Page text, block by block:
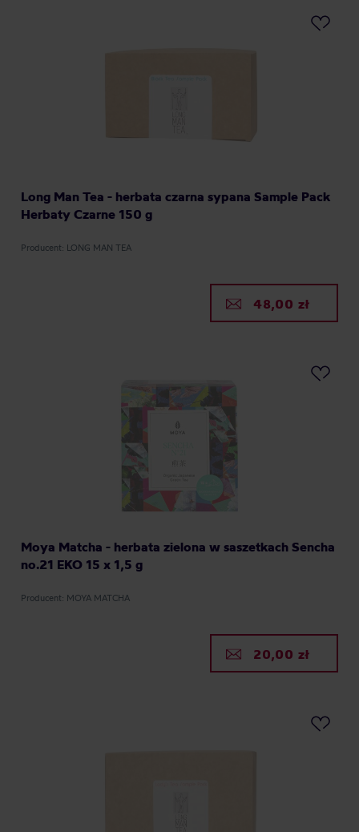
Long Man Tea - herbata czarna sypana Sample Pack
Herbaty Czarne 150 g
Producent: LONG MAN TEA
48,00 zł
Moya Matcha - herbata zielona w saszetkach Sencha
no.21 EKO 15 x 1,5 g
Producent: MOYA MATCHA
20,00 zł